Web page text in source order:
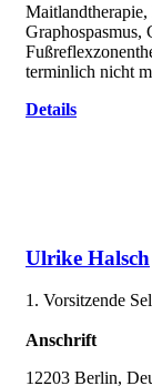
terminlich nicht
Details
Ulrike Halsch
1. Vorsitzende
Anschrift
12203 Berlin,